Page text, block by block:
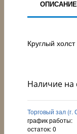
ОПИСАНИЕ
Круглый
Наличие на
Торговый зал
график работы:
остаток:0